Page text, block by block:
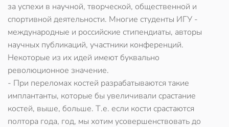
за успехи в научной, творческой, общественной и
спортивной деятельности. Многие студенты ИГУ -
международные и российские стипендиаты, авторы
научных публикаций, участники конференций.
Некоторые из их идей имеют буквально
революционное значение.
- При переломах костей разрабатываются такие
имплантанты, которые бы увеличивали срастание
костей, выше, больше. Т.е. если кости срастаются
полтора года, год, мы хотим усовершенствовать до